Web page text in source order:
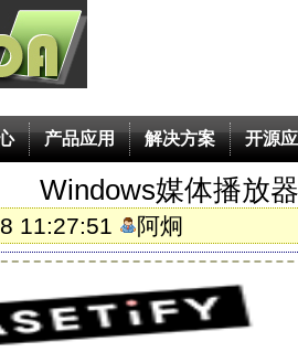
产品应用 解决方案 开源
Windows媒体播放
11:27:51 阿炯